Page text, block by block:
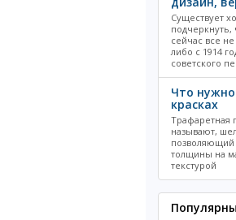
Существует
сейчас все
либо с 1914
советского
Что
красках
Трафаретная
называют,
позволяющий
толщины на
текстурой